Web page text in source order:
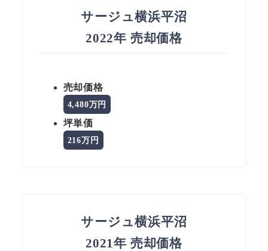
サージュ横浜平沼
2022年 売却価格
売却価格
4,480万円
坪単価
216万円
サージュ横浜平沼
2021年 売却価格